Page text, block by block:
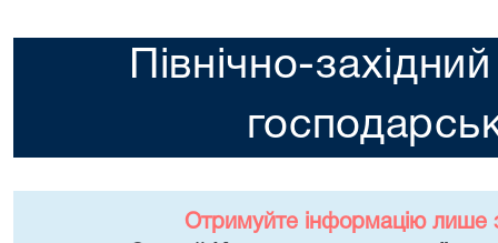
Північно-
Отримуйте інформацію лише